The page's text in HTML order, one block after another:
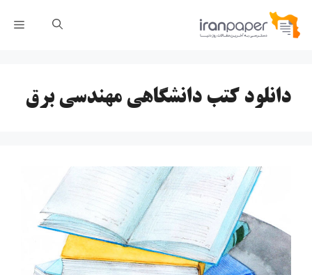
پرش
دانلود کتب دانشگاهی مهندسی برق